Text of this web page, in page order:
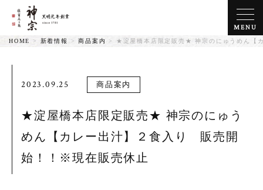
MENU
HOME > 新着情報 >商品案内 > ★淀屋橋本店限定販売★ 神宗のにゅうめん【
2023.09.25 商品案内
★淀屋橋本店限定販売★ 神宗のにゅう
めん【カレー出汁】２食入り 販売開
始！！※現在販売休止